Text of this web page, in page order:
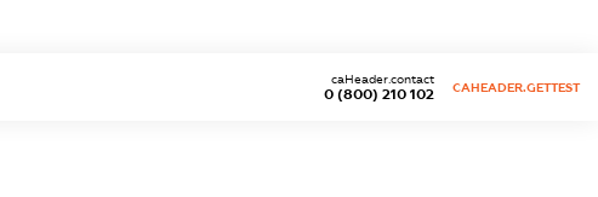
0 (800) 210 102
caHeader.contact
CAHEADER.GETTEST